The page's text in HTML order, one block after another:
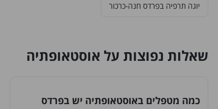
יוגה תרפיה בפרדס חנה-כרכור
שאלות נפוצות על אוסטאופתיה
כמה מטפלים באוסטאופתיה יש בפרדס